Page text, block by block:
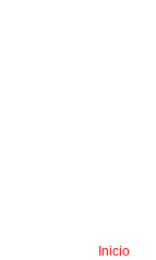
Inicio